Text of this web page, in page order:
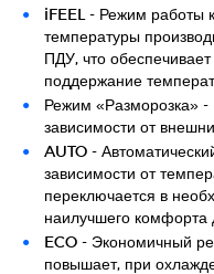
iFEEL - Режим работы
температуры
ПДУ, что
поддержание
Режим «Разморозка» -
зависимости от
AUTO -
зависимости от
переключается в
наилучшего комфорта
ECO - Экономичный
повышает, при